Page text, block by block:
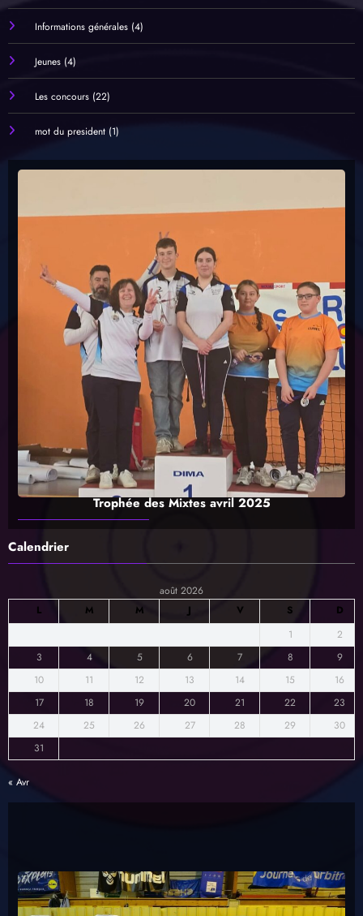
Informations générales(4)
Jeunes(4)
Les concours(22)
mot du president(1)
Trophée des Mixtes avril 2025
Calendrier
août 2026
L
M M J V S
D
1
2
3
4 5 6 7 8
9
10
11 12 13 14 15
16
17
18 19 20 21 22
23
24
25 26 27 28 29
30
31
« Avr